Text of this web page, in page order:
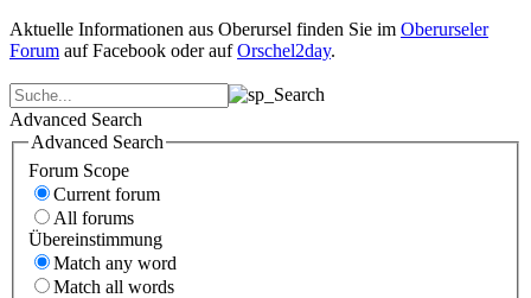
Aktuelle Informationen aus Oberursel finden Sie im Oberurseler
Forum auf Facebook oder aufOrschel2day.
Advanced Search
Advanced Search
Forum Scope
Current forum
All forums
Übereinstimmung
Match any word
Match all words